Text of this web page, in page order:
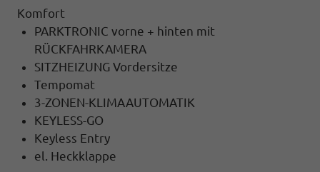
Komfort
PARKTRONIC vorne + hinten mit
RÜCKFAHRKAMERA
SITZHEIZUNG Vordersitze
Tempomat
3-ZONEN-KLIMAAUTOMATIK
KEYLESS-GO
Keyless Entry
el. Heckklappe